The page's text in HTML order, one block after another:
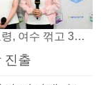
OK 만세보령, 여수 꺾고 3연패 탈출
진출